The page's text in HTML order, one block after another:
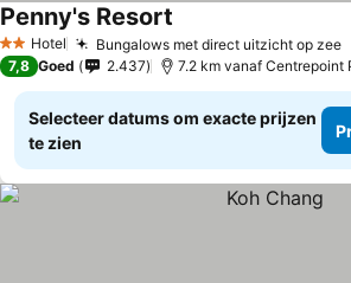
2 Sterren
Hotel Bungalows met direct uitzicht op zee
Penny's Resort
7,8 Goed 2.437 7.2 km vanaf Centrepoint
Selecteer datums om exacte prijzen
te zien